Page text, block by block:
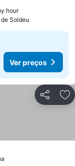
hourVer preços
Soldeu
Ver preços
Partilhar